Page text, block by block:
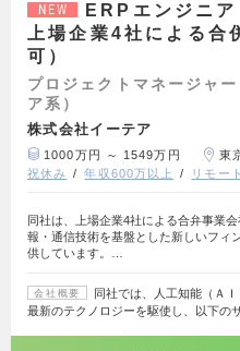
NEW
ERPエンジニ
上場企業4社による合
可）
プロジェクトマネージャ
ア系）
株式会社イーテア
1000万円 ～ 1549万円 東
祝休み
年収600万以上 リモー
同社は、上場企業4社による合弁事業
報・通信技術を基盤とした新しいフィ
供しています。…
会社概要
同社では、人工知能（Ａ
最新のテクノロジーを駆使し、以下の